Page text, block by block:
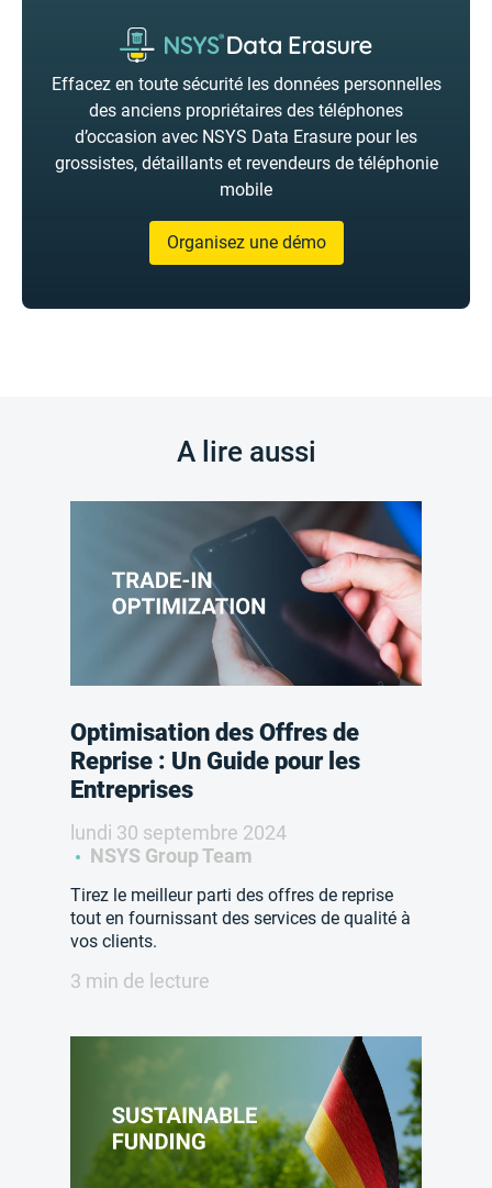
Effacez en toute sécurité les données personnelles
des anciens propriétaires des téléphones
d’occasion avec NSYS Data Erasure pour les
grossistes, détaillants et revendeurs de téléphonie
mobile
Organisez une démo
A lire aussi
Optimisation des Offres de
Reprise : Un Guide pour les
Entreprises
lundi 30 septembre 2024
NSYS Group Team
Tirez le meilleur parti des offres de reprise
tout en fournissant des services de qualité à
vos clients.
3 min de lecture